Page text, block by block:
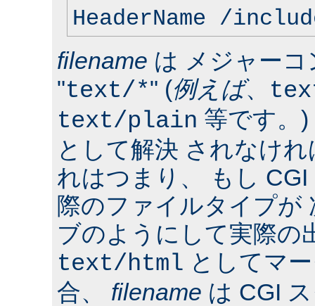
HeaderName /
filename は メジャー
"text/*" (例えば、
text/plain 等です。
として解決 されなけ
れはつまり、 もし
際のファイルタイプが
ブのようにして実際の
text/html としてマ
合、 filename は CGI